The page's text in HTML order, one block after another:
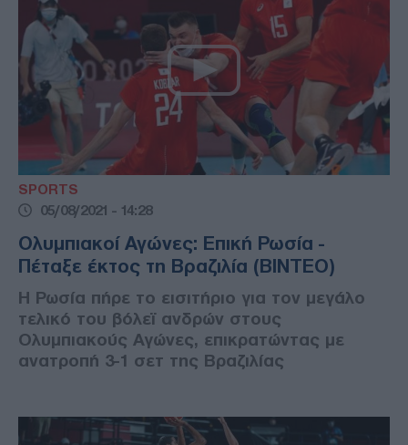
SPORTS
05/08/2021 - 14:28
Ολυμπιακοί Αγώνες: Επική Ρωσία -
Πέταξε έκτος τη Βραζιλία (ΒΙΝΤΕΟ)
Η Ρωσία πήρε το εισιτήριο για τον μεγάλο
τελικό του βόλεϊ ανδρών στους
Ολυμπιακούς Αγώνες, επικρατώντας με
ανατροπή 3-1 σετ της Βραζιλίας